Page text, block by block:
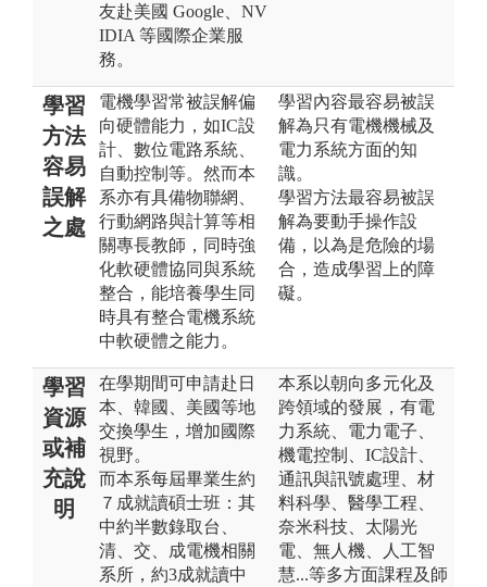
友赴美國 Google、NV
IDIA 等國際企業服
務。
學習
方法
容易
誤解
之處
電機學習常被誤解偏
向硬體能力，如IC設
計、數位電路系統、
自動控制等。然而本
系亦有具備物聯網、
行動網路與計算等相
關專長教師，同時強
化軟硬體協同與系統
整合，能培養學生同
時具有整合電機系統
中軟硬體之能力。
學習內容最容易被誤
解為只有電機機械及
電力系統方面的知
識。
學習方法最容易被誤
解為要動手操作設
備，以為是危險的場
合，造成學習上的障
礙。
學習
資源
或補
充說
明
在學期間可申請赴日
本、韓國、美國等地
交換學生，增加國際
視野。
而本系每屆畢業生約
７成就讀碩士班：其
中約半數錄取台、
清、交、成電機相關
系所，約3成就讀中
本系以朝向多元化及
跨領域的發展，有電
力系統、電力電子、
機電控制、IC設計、
通訊與訊號處理、材
料科學、醫學工程、
奈米科技、太陽光
電、無人機、人工智
慧...等多方面課程及師